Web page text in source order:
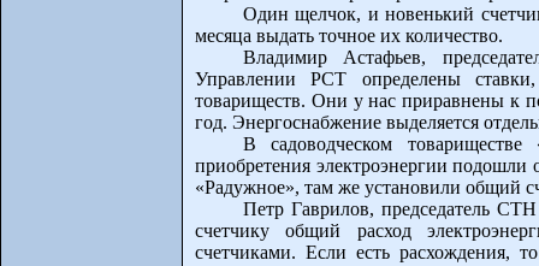
Один щелчок, и новенький
месяца выдать точное их количество.
Владимир Астафьев,
Управлении РСТ определены
товариществ. Они у нас приравнены к
год. Энергоснабжение выделяется
В садоводческом
приобретения электроэнергии
«Радужное», там же установили общий
Петр Гаврилов, председатель
счетчику общий расход
счетчиками. Если есть расхождения,